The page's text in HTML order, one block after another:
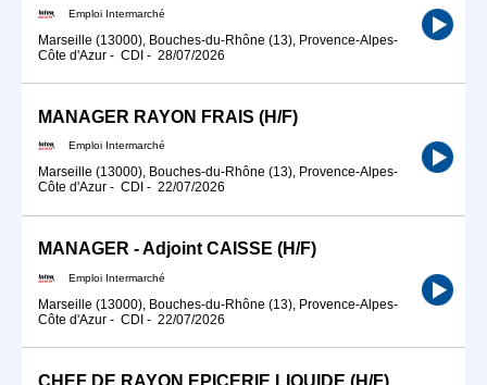
Emploi Intermarché
Marseille (13000), Bouches-du-Rhône (13), Provence-Alpes-
Côte d'Azur - CDI - 28/07/2026
MANAGER RAYON FRAIS (H/F)
Emploi Intermarché
Marseille (13000), Bouches-du-Rhône (13), Provence-Alpes-
Côte d'Azur - CDI - 22/07/2026
MANAGER - Adjoint CAISSE (H/F)
Emploi Intermarché
Marseille (13000), Bouches-du-Rhône (13), Provence-Alpes-
Côte d'Azur - CDI - 22/07/2026